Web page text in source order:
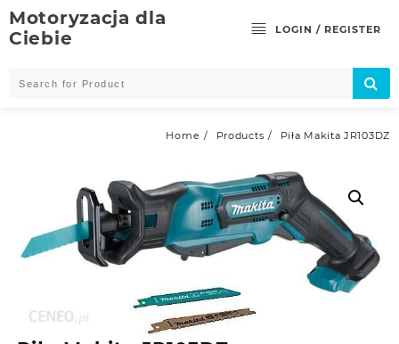
Skip
to
content
Motoryzacja dla
Ciebie
LOGIN / REGISTER
Home Products Piła Makita JR103DZ